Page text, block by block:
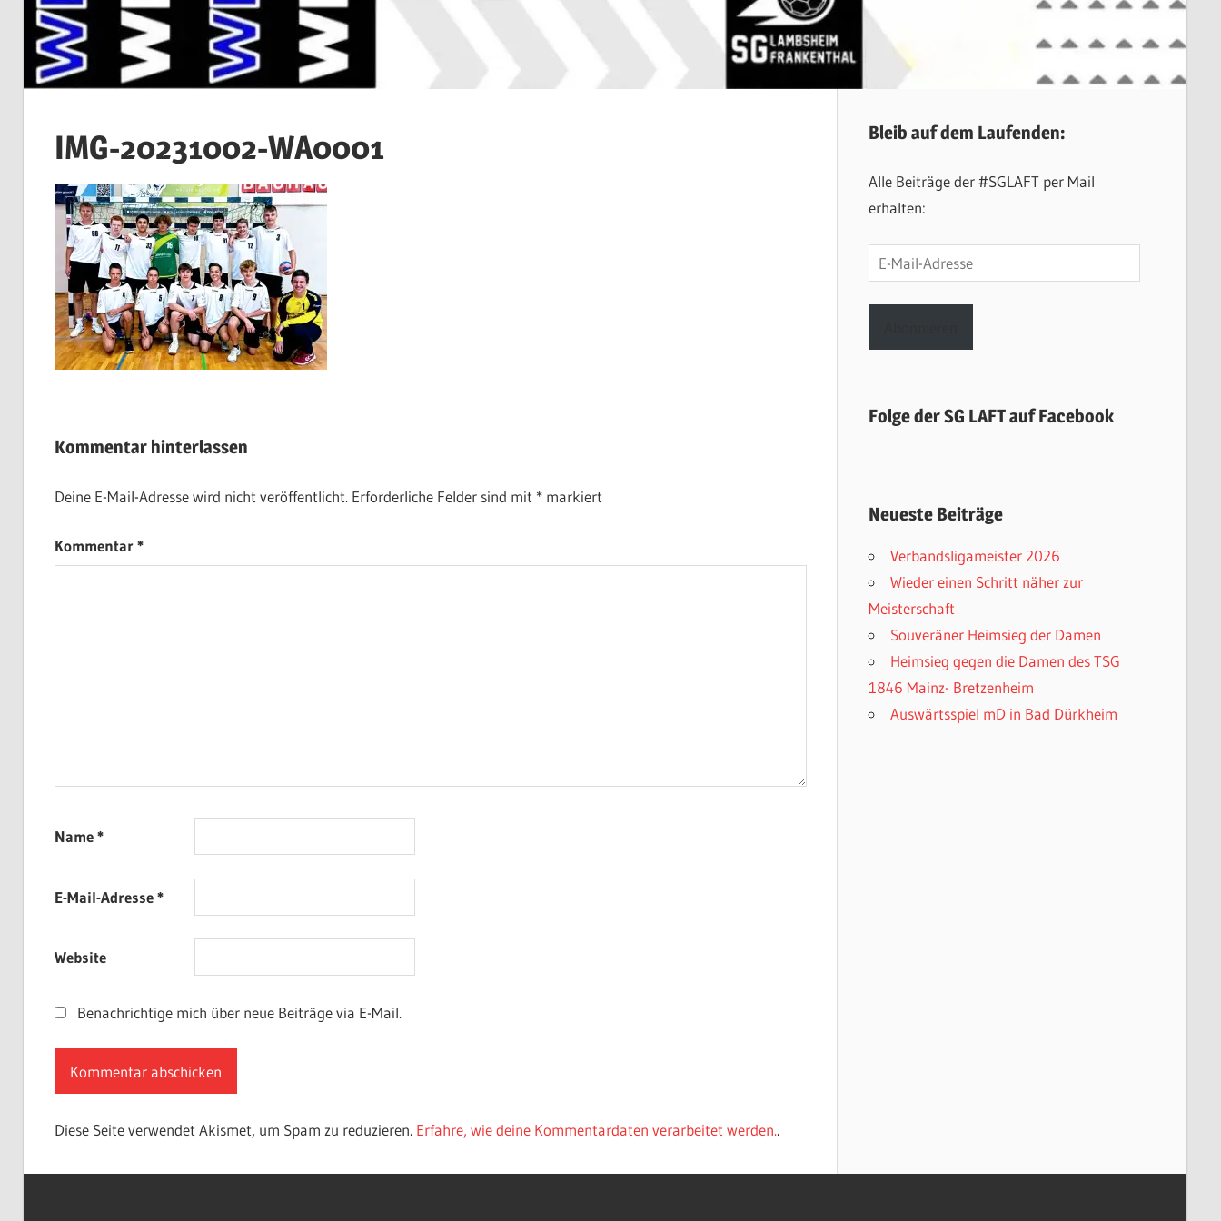
IMG-20231002-WA0001
Kommentar hinterlassen
Deine E-Mail-Adresse wird nicht veröffentlicht. Erforderliche Felder sind mit *markiert
Kommentar*
Name*
E-Mail-Adresse*
Website
Benachrichtige mich über neue Beiträge via E-Mail.
Diese Seite verwendet Akismet, um Spam zu reduzieren. Erfahre, wie deine Kommentardaten verarbeitet werden..
Bleib auf dem Laufenden:
Alle Beiträge der #SGLAFT per Mail
erhalten:
E-
Mail-
Adresse
Folge der SG LAFT auf Facebook
Neueste Beiträge
Verbandsligameister 2026
Wieder einen Schritt näher zur
Meisterschaft
Souveräner Heimsieg der Damen
Heimsieg gegen die Damen des TSG
1846 Mainz- Bretzenheim
Auswärtsspiel mD in Bad Dürkheim